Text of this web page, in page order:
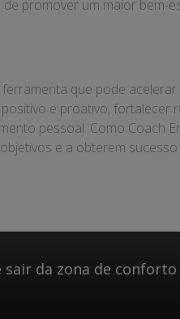
promover um maior bem-
que pode
e proativo,
pessoal. Como Coach
e a obterem
da zona de conforto